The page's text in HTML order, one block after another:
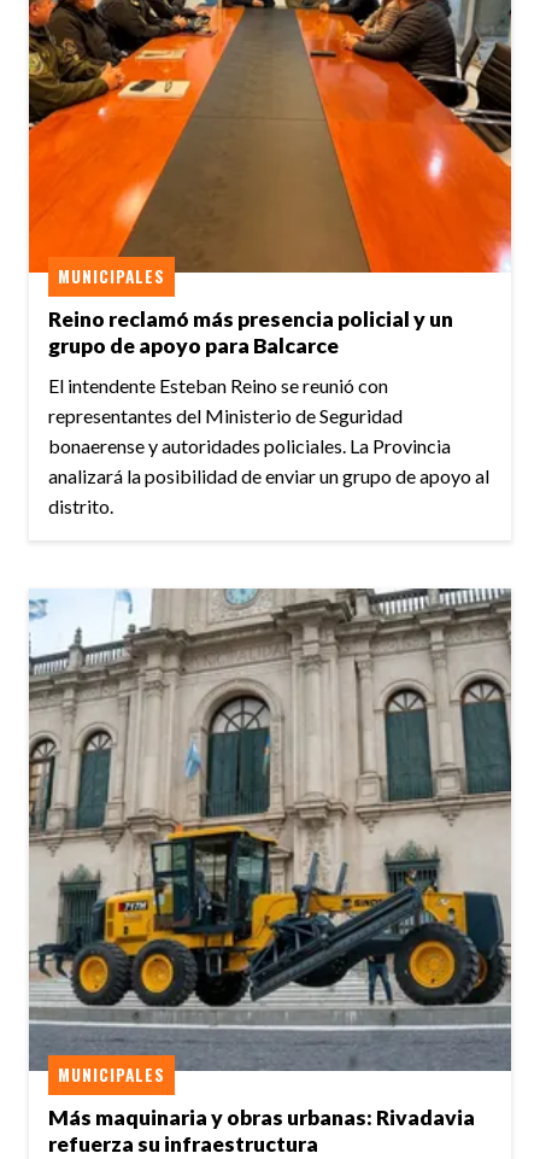
Reino reclamó más presencia policial y un
grupo de apoyo para Balcarce
MUNICIPALES
El intendente Esteban Reino se reunió con
representantes del Ministerio de Seguridad
bonaerense y autoridades policiales. La Provincia
analizará la posibilidad de enviar un grupo de apoyo al
distrito.
Más maquinaria y obras urbanas: Rivadavia
refuerza su infraestructura
MUNICIPALES